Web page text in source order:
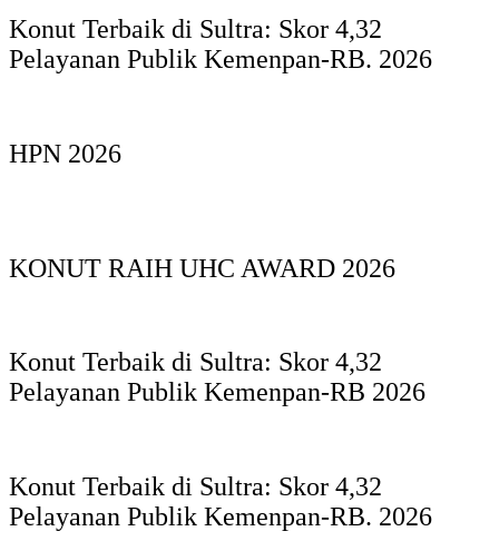
Konut Terbaik di Sultra: Skor 4,32
Pelayanan Publik Kemenpan-RB. 2026
HPN 2026
KONUT RAIH UHC AWARD 2026
Konut Terbaik di Sultra: Skor 4,32
Pelayanan Publik Kemenpan-RB 2026
Konut Terbaik di Sultra: Skor 4,32
Pelayanan Publik Kemenpan-RB. 2026